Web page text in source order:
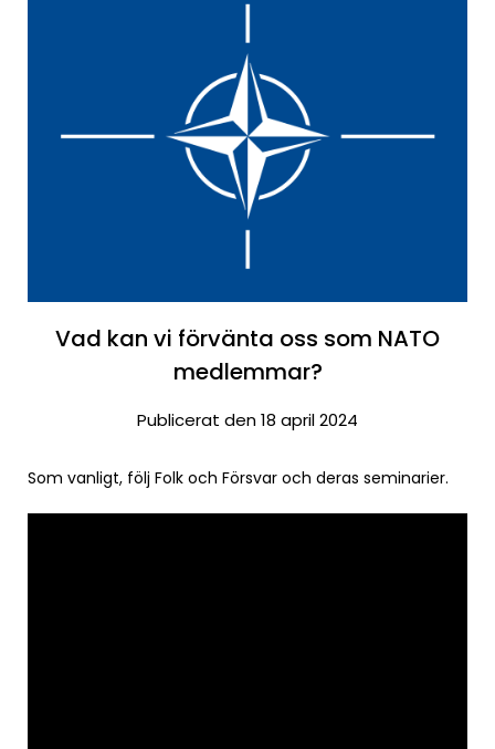
Vad kan vi förvänta oss som NATO
medlemmar?
Publicerat den 18 april 2024
Som vanligt, följ Folk och Försvar och deras seminarier.